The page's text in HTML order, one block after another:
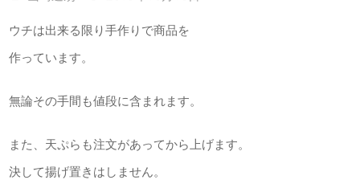
ウチは出来る限り手作りで商品を
作っています。
無論その手間も値段に含まれます。
また、天ぷらも注文があってから上げます。
決して揚げ置きはしません。